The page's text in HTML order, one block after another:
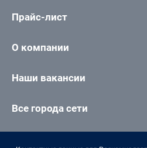
Прайс-лист
О компании
Наши вакансии
Все города сети